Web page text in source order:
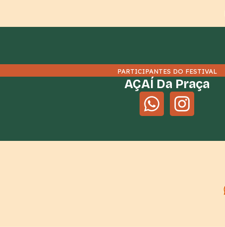
PARTICIPANTES DO FESTIVAL
AÇAÍ Da Praça